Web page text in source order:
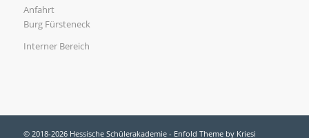
Anfahrt
Burg Fürsteneck
Interner Bereich
© 2018-2026 Hessische Schülerakademie - Enfold Theme by Kriesi